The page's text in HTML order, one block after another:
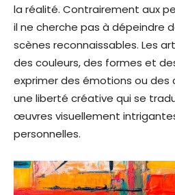
la réalité. Contrairement aux
il ne cherche pas à dépeindre
scènes reconnaissables. Les
des couleurs, des formes et
exprimer des émotions ou
une liberté créative qui se
œuvres visuellement
personnelles.